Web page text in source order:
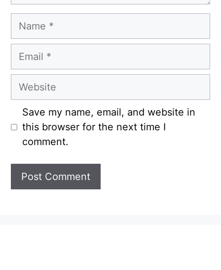
Name
Email
Website
Save my name, email, and website in
this browser for the next time I
comment.